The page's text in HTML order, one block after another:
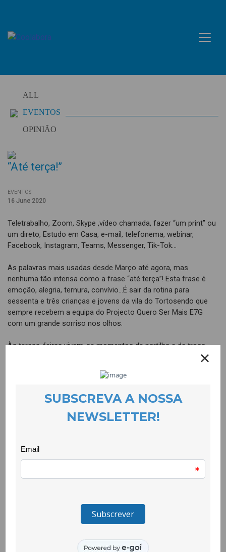
content
ALL
EVENTOS
OPINIÃO
“Até terça!”
EVENTOS
16 June 2020
Teletrabalho, Zoom, Skype ,vídeo chamada, fazer “um print” ou
um direto, Estudo em Casa, e-mail, telefonema, webinar,
Facebook, Instagram, Teams, Messenger, Tik-Tok…
As palavras mais usadas desde Março até agora, mas
nenhuma tão intensa como a frase “até terça”! Esta frase é
emoção, alegria, ternura, convívio…É sair da rotina para
sessenta e três crianças e jovens da vila do Tortosendo que
sempre recebem a equipa do Projecto Quero Ser Mais E7G
com um grande sorriso nos olhos.
Às terças-feiras vivem-se momentos de partilha e de troca.
Partilham-se as vivências e novidades da semana e trocam-se
realizados e os novos por realizar, mas não é só isso. Cada
um, com o seu cheiro específico, traz-nos um pouco do lar de
Elas, e nós, todas nos encontramos em momentos de
lado mais humano das pessoas. Só espero que quando tudo
isto acabar e voltar a normalidade, ninguém se esqueça dos